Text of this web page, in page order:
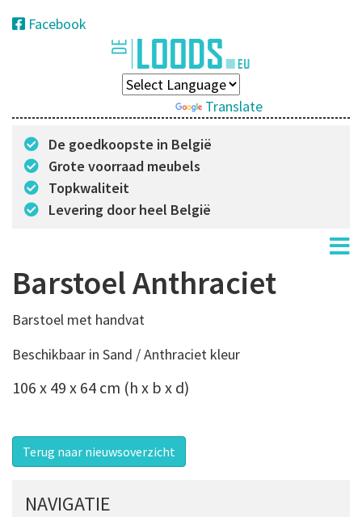
Facebook
Translate
De goedkoopste in België
Grote voorraad meubels
Topkwaliteit
Levering door heel België
Barstoel Anthraciet
Barstoel met handvat
Beschikbaar in Sand / Anthraciet kleur
106 x 49 x 64 cm (h x b x d)
Terug naar nieuwsoverzicht
NAVIGATIE